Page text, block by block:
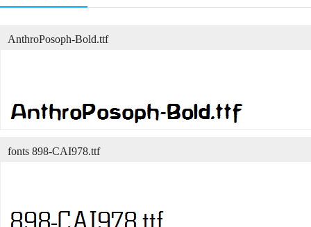
AnthroPosoph-Bold.ttf
fonts 898-CAI978.ttf